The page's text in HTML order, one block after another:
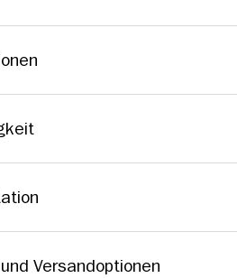
Versandoptionen